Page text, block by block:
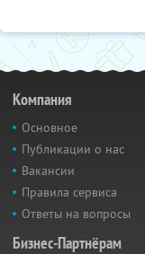
Компания
Основное
Публикации о нас
Вакансии
Правила сервиса
Ответы на вопросы
Бизнес-Партнёрам